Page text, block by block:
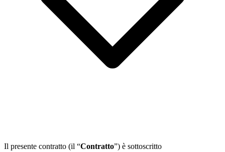
Il presente contratto (il “Contratto”) è sottoscritto